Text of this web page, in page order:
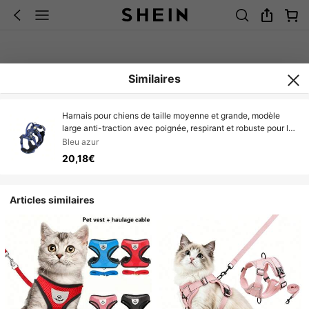
Similaires
Harnais pour chiens de taille moyenne et grande, modèle
large anti-traction avec poignée, respirant et robuste pour les
randonnées.
Bleu azur
20,18€
Articles similaires